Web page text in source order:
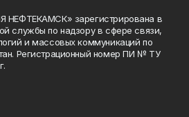
НЕФТЕКАМСК» зарегистрирована в
службы по надзору в сфере связи,
и массовых коммуникаций по
Регистрационный номер ПИ № ТУ